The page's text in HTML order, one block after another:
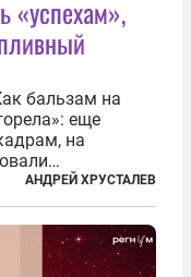
«успехам»,
бальзам на
еще
на
России. В
«эту игру можно
только за...
АНДРЕЙ ХРУСТАЛЕВ